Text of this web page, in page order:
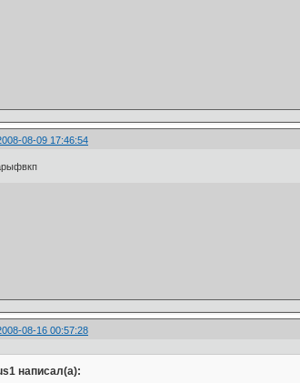
08-09 17:46:54
08-16 00:57:28
написал(а):